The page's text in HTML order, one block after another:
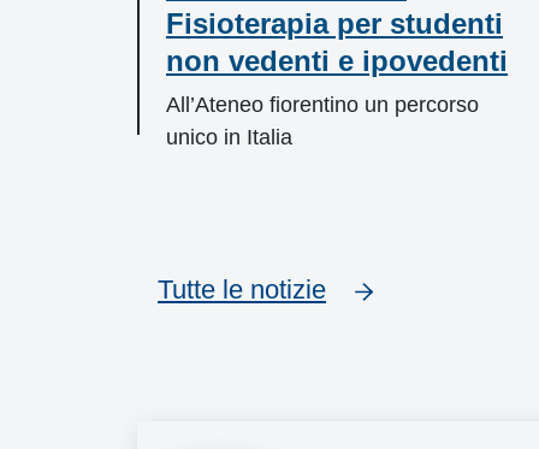
Fisioterapia per studenti
non vedenti e ipovedenti
All’Ateneo fiorentino un percorso
unico in Italia
Tutte le notizie